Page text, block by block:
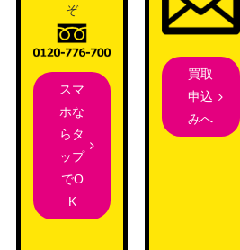
ぞ
スマ
ホな
らタ
ップ
でO
K
買取
申込
みへ